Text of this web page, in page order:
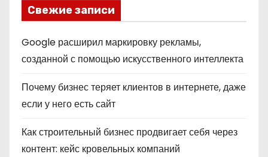
Свежие записи
Google расширил маркировку рекламы,
созданной с помощью искусственного интеллекта
Почему бизнес теряет клиентов в интернете, даже
если у него есть сайт
Как строительный бизнес продвигает себя через
контент: кейс кровельных компаний